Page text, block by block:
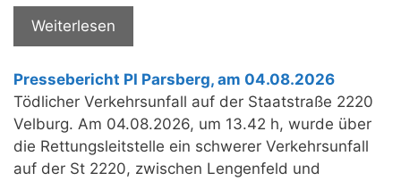
Weiterlesen
Pressebericht PI Parsberg, am 04.08.2026
Tödlicher Verkehrsunfall auf der Staatstraße 2220
Velburg. Am 04.08.2026, um 13.42 h, wurde über
die Rettungsleitstelle ein schwerer Verkehrsunfall
auf der St 2220, zwischen Lengenfeld und